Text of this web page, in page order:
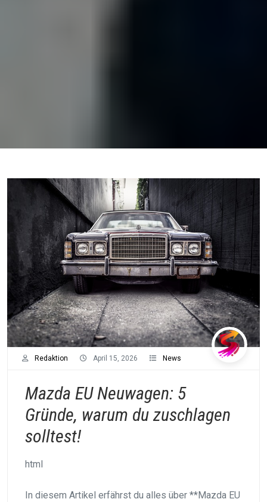
Redaktion April 15, 2026 News
Mazda EU Neuwagen: 5
Gründe, warum du zuschlagen
solltest!
html
In diesem Artikel erfährst du alles über **Mazda EU